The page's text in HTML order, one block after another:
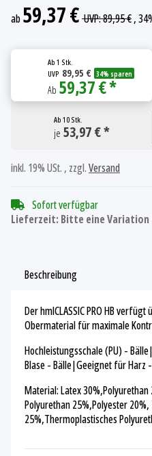
ab59,37 €UVP:89,95 €,
Ab 1 Stk.
UVP 89,95 € 34% sparen
Ab59,37 € *
Ab 10 Stk.
je 53,97 € *
inkl. 19% USt. , zzgl.Versand
Sofort verfügbar
Lieferzeit: Bitte eine Variation
Beschreibung
Der hmlCLASSIC PRO HB
Obermaterial für maximale
Hochleistungsschale (PU) -
Blase - Bälle|Geeignet für Harz
Material: Latex
Polyurethan 25%,Polyester
25%,Thermoplastisches